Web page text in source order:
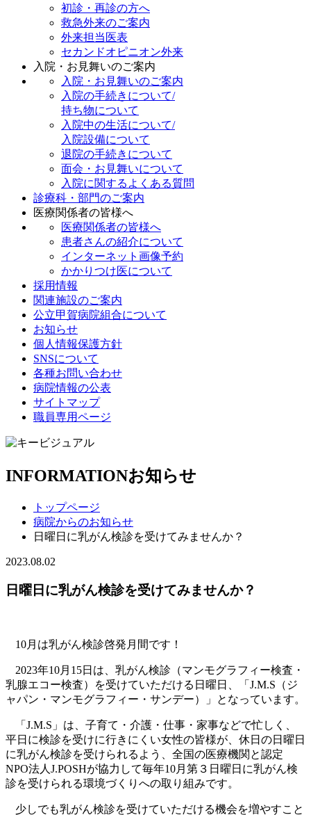
初診・再診の方へ
救急外来のご案内
外来担当医表
セカンドオピニオン外来
入院・お見舞いのご案内
入院・お見舞いのご案内
入院の手続きについて/
持ち物について
入院中の生活について/
入院設備について
退院の手続きについて
面会・お見舞いについて
入院に関するよくある質問
診療科・部門のご案内
医療関係者の皆様へ
医療関係者の皆様へ
患者さんの紹介について
インターネット画像予約
かかりつけ医について
採用情報
関連施設のご案内
公立甲賀病院組合について
お知らせ
個人情報保護方針
SNSについて
各種お問い合わせ
病院情報の公表
サイトマップ
職員専用ページ
INFORMATIONお知らせ
トップページ
病院からのお知らせ
日曜日に乳がん検診を受けてみませんか？
2023.08.02
日曜日に乳がん検診を受けてみませんか？
10月は乳がん検診啓発月間です！
2023年10月 15日は、乳がん検診（マンモグラフィー検査・
乳腺エコー検査）を受けていただける日曜日、「 J.M.S （ジ
ャパン・マンモグラフィー・サンデー）」となっています。
「 J.M.S 」は、子育て・介護・仕事・家事などで忙しく、
平日に検診を受けに行きにくい女性の皆様が、休日の日曜日
に乳がん検診を受けられるよう、全国の医療機関と認定
NPO法人 J.POSHが協力して毎年10月第３日曜日に乳がん検
診を受けられる環境づくりへの取り組みです。
少しでも乳がん検診を受けていただける機会を増やすこと